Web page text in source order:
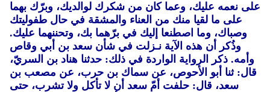
على نعمه عليك، وعما كان من شكرك لوالديك، وبرّك بهما
على ما لقيا منك من العناء والمشقة في حال طفوليتك
وصباك، وما اصطنعا إليك في برّهما بك، وتحننهما عليك.
وذُكر أن هذه الآية نـزلت في شأن سعد بن أبي وقاص
وأمه. ذكر الرواية الواردة في ذلك: حدثنا هناد بن السريّ،
قال: ثنا أبو الأحوص، عن سماك بن حرب، عن مصعب بن
سعد، قال: حلفت أمّ سعد أن لا تأكل ولا تشرب، حتى